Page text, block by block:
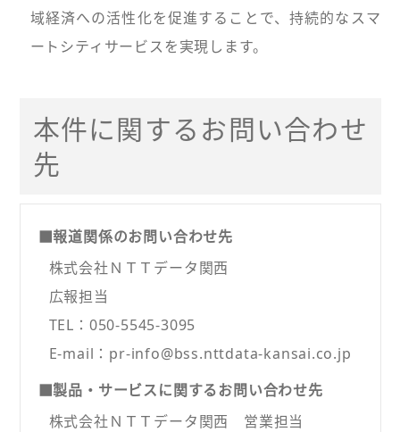
域経済への活性化を促進することで、持続的なスマ
ートシティサービスを実現します。
本件に関するお問い合わせ
先
■報道関係のお問い合わせ先
株式会社ＮＴＴデータ関西
広報担当
TEL：050-5545-3095
E-mail：pr-info@bss.nttdata-kansai.co.jp
■製品・サービスに関するお問い合わせ先
株式会社ＮＴＴデータ関西 営業担当